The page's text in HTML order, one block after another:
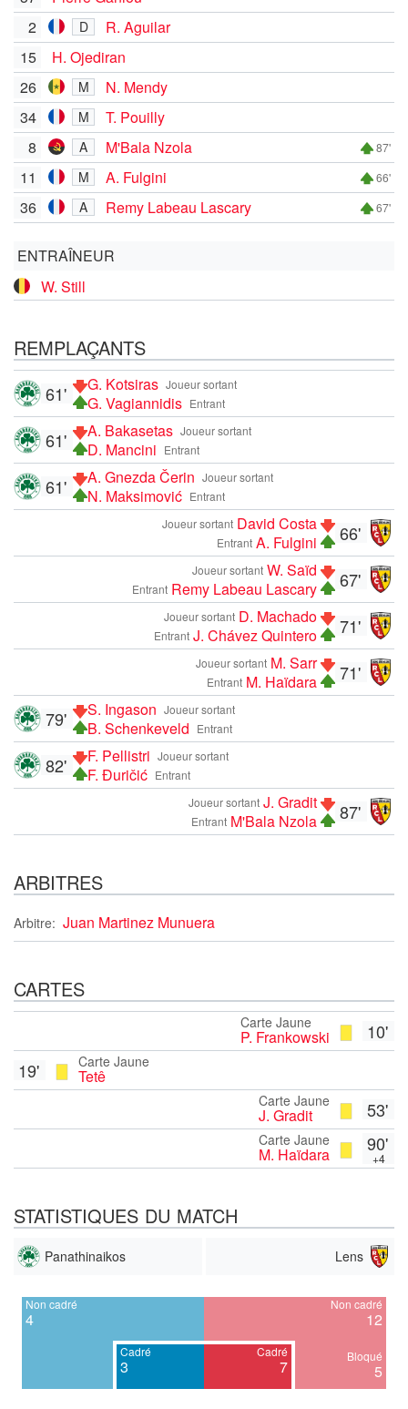
2
D
R. Aguilar
15
H. Ojediran
26
M
N. Mendy
34
M
T. Pouilly
8
A M'Bala Nzola 87'
11 M A. Fulgini 66'
36 A Remy Labeau Lascary 67'
ENTRAÎNEUR
W. Still
REMPLAÇANTS
Joueur sortant
G. Kotsiras
Entrant
G. Vagiannidis
61'
Joueur sortant
A. Bakasetas
Entrant
D. Mancini
61'
Joueur sortant
A. Gnezda Čerin
Entrant
N. Maksimović
61'
66'
Joueur sortant David Costa
Entrant A. Fulgini
67'
Joueur sortant W. Saïd
Entrant Remy Labeau Lascary
71'
Joueur sortant D. Machado
Entrant J. Chávez Quintero
71'
Joueur sortant M. Sarr
Entrant M. Haïdara
Joueur sortant
S. Ingason
Entrant
B. Schenkeveld
79'
Joueur sortant
F. Pellistri
Entrant
F. Đuričić
82'
87'
Joueur sortant J. Gradit
Entrant M'Bala Nzola
ARBITRES
Arbitre: Juan Martinez Munuera
CARTES
10'
Carte Jaune
P. Frankowski
Carte Jaune
Tetê
19'
53'
Carte Jaune
J. Gradit
90'
+4
Carte Jaune
M. Haïdara
STATISTIQUES DU MATCH
Panathinaikos Lens
Non cadré
4
Cadré
3
Cadré
7
Non cadré
12
Bloqué
5